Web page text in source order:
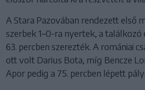
A Stara Pazovában rendezett első
szerbek 1–0-ra nyertek, a
63. percben szerezték. A romániai
ott volt Darius Bota, míg Bencze
Apor pedig a 75. percben lépett